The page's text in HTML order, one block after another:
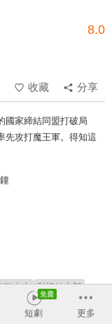
8.0
收藏
分享
國家締結同盟打破局
先攻打魔王軍。得知這
氣杏未 利根健太朗
短劇 更多